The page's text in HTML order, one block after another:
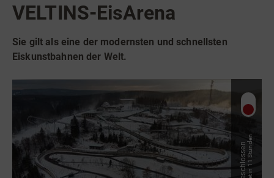
Veranstaltungen
Tourenportal
Tourist-Information
VELTINS-EisArena
Sie gilt als eine der modernsten und schnellsten
Eiskunstbahnen der Welt.
GeschlossenÖffnet in 11 Stunden